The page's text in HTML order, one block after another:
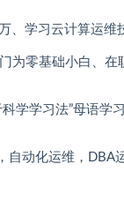
、学习云计算运维
为零基础小白、
学学习法”母语学
动化运维，